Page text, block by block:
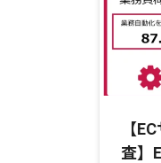
【
査】